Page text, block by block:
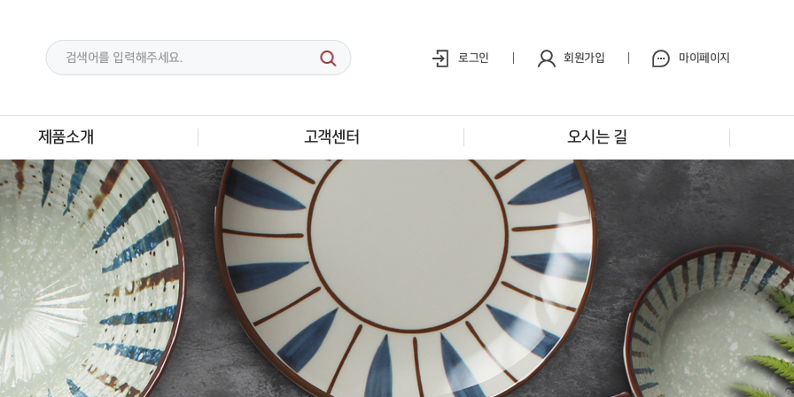
로그인 회원가입 마이페이지
제품소개 고객센터 오시는 길